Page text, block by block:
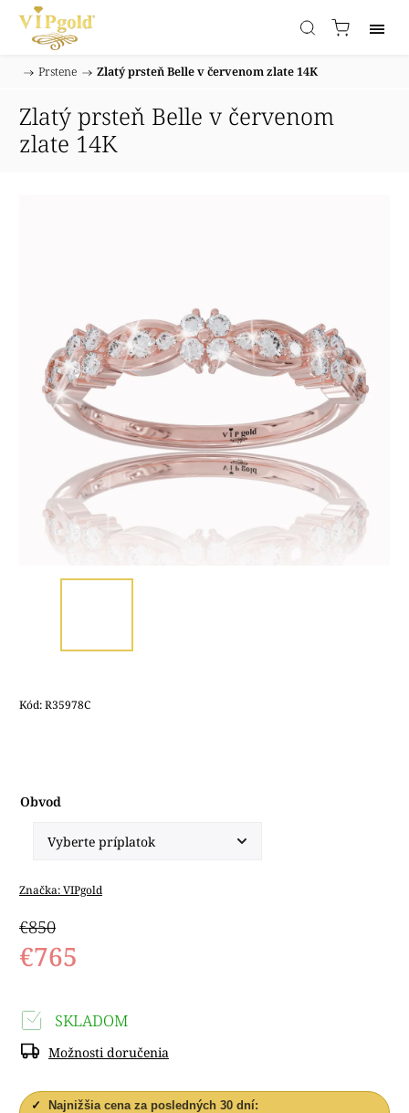
/ Prstene / Zlatý prsteň Belle v červenom zlate 14K
Zlatý prsteň Belle v červenom
zlate 14K
Kód:R35978C
Obvod
Značka:VIPgold
€850
€765
SKLADOM
Možnosti doručenia
✓
Najnižšia cena za posledných 30 dní: